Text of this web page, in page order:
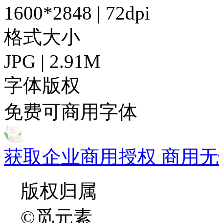
1600*2848 | 72dpi
格式大小
JPG | 2.91M
字体版权
免费可商用字体
获取企业商用授权 商用
版权归属
©觅元素